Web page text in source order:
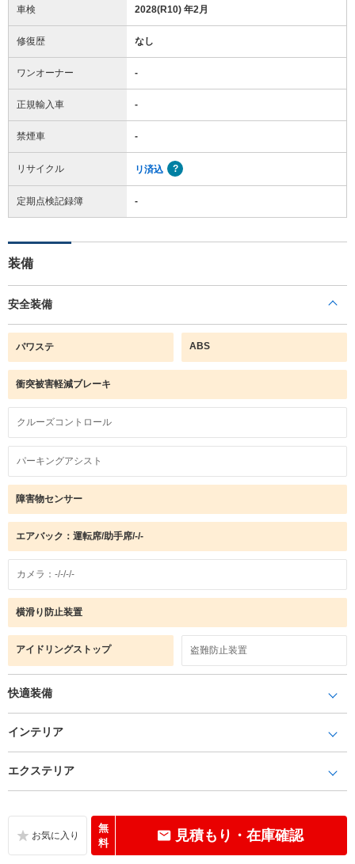
車検 2028(R10) 年2月
修復歴 なし
ワンオーナー -
正規輸入車 -
禁煙車 -
リサイクル リ済込
定期点検記録簿 -
装備
安全装備
パワステ ABS
衝突被害軽減ブレーキ
クルーズコントロール
パーキングアシスト
障害物センサー
エアバック：運転席/助手席/-/-
カメラ：-/-/-/-
横滑り防止装置
アイドリングストップ 盗難防止装置
快適装備
インテリア
エクステリア
無
料
見積もり・在庫確認